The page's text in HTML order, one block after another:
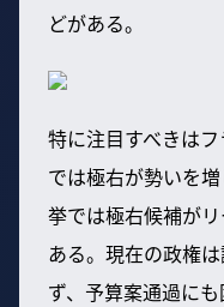
どがある。
特に注目すべきは
では極右が勢いを
挙では極右候補が
ある。現在の政権
ず、予算案通過にも